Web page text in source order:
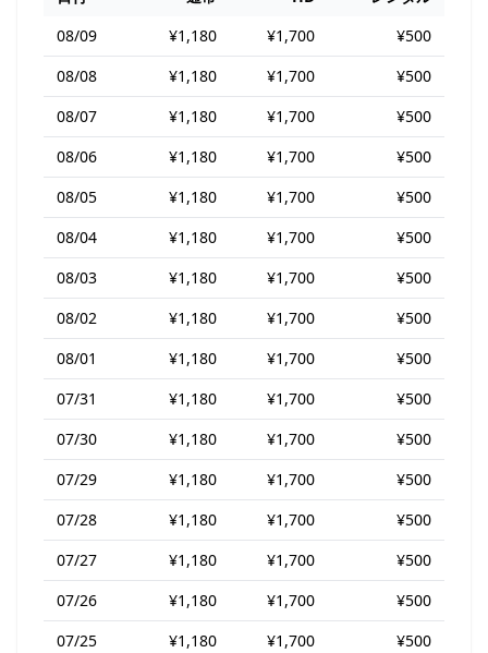
08/09
¥1,180 ¥1,700
¥500
08/08
¥1,180 ¥1,700
¥500
08/07
¥1,180 ¥1,700
¥500
08/06
¥1,180 ¥1,700
¥500
08/05
¥1,180 ¥1,700
¥500
08/04
¥1,180 ¥1,700
¥500
08/03
¥1,180 ¥1,700
¥500
08/02
¥1,180 ¥1,700
¥500
08/01
¥1,180 ¥1,700
¥500
07/31
¥1,180 ¥1,700
¥500
07/30
¥1,180 ¥1,700
¥500
07/29
¥1,180 ¥1,700
¥500
07/28
¥1,180 ¥1,700
¥500
07/27
¥1,180 ¥1,700
¥500
07/26
¥1,180 ¥1,700
¥500
07/25
¥1,180 ¥1,700
¥500